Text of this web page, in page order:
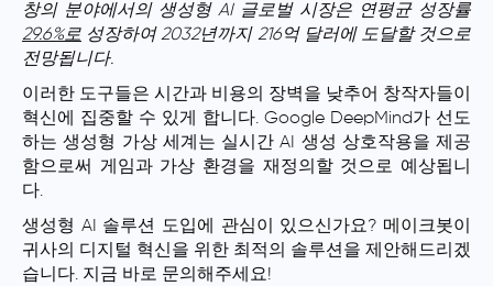
창의 분야에서의 생성형 AI 글로벌 시장은 연평균 성장률
29.6%로 성장하여 2032년까지 216억 달러에 도달할 것으로
전망됩니다.
이러한 도구들은 시간과 비용의 장벽을 낮추어 창작자들이
혁신에 집중할 수 있게 합니다. Google DeepMind가 선도
하는 생성형 가상 세계는 실시간 AI 생성 상호작용을 제공
함으로써 게임과 가상 환경을 재정의할 것으로 예상됩니
다.
생성형 AI 솔루션 도입에 관심이 있으신가요? 메이크봇이
귀사의 디지털 혁신을 위한 최적의 솔루션을 제안해드리겠
습니다. 지금 바로 문의해주세요!